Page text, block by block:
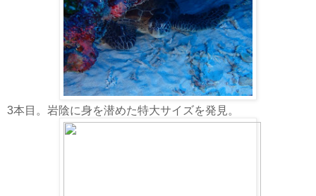
3本目。岩陰に身を潜めた特大サイズを発見。